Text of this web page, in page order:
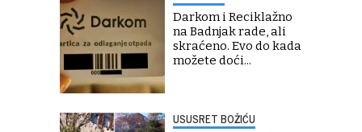
Darkom i Reciklažno
na Badnjak rade, ali
skraćeno. Evo do kada
možete doći...
USUSRET BOŽIĆU